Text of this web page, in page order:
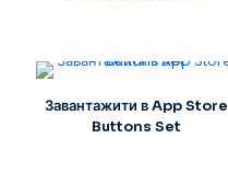
Завантажити в App Store
Buttons Set